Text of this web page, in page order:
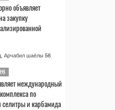
объявляет
закупку
Арчабил шаёлы 56
международный
по
селитры и карбамида